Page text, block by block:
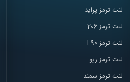
لنت ترمز پراید
لنت ترمز 206
لنت ترمز l 90
لنت ترمز ریو
لنت ترمز سمند